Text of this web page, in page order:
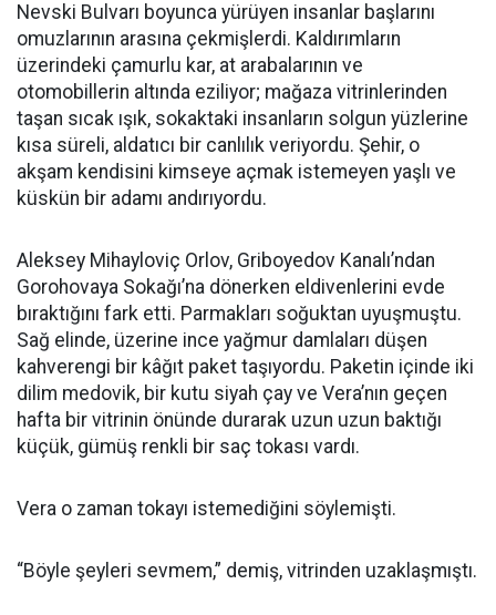
Nevski Bulvarı boyunca yürüyen insanlar başlarını
omuzlarının arasına çekmişlerdi. Kaldırımların
üzerindeki çamurlu kar, at arabalarının ve
otomobillerin altında eziliyor; mağaza vitrinlerinden
taşan sıcak ışık, sokaktaki insanların solgun yüzlerine
kısa süreli, aldatıcı bir canlılık veriyordu. Şehir, o
akşam kendisini kimseye açmak istemeyen yaşlı ve
küskün bir adamı andırıyordu.
Aleksey Mihayloviç Orlov, Griboyedov Kanalı’ndan
Gorohovaya Sokağı’na dönerken eldivenlerini evde
bıraktığını fark etti. Parmakları soğuktan uyuşmuştu.
Sağ elinde, üzerine ince yağmur damlaları düşen
kahverengi bir kâğıt paket taşıyordu. Paketin içinde iki
dilim medovik, bir kutu siyah çay ve Vera’nın geçen
hafta bir vitrinin önünde durarak uzun uzun baktığı
küçük, gümüş renkli bir saç tokası vardı.
Vera o zaman tokayı istemediğini söylemişti.
“Böyle şeyleri sevmem,” demiş, vitrinden uzaklaşmıştı.